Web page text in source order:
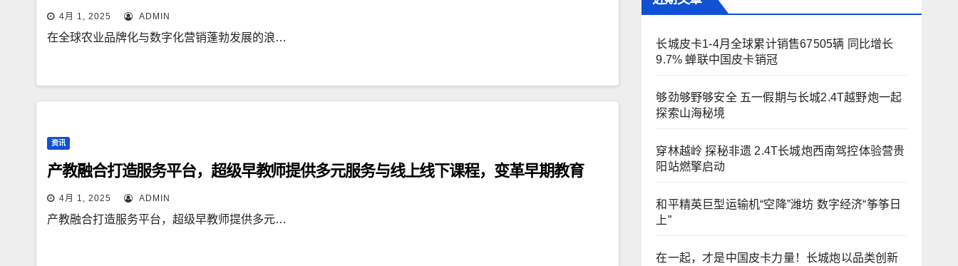
4月 1, 2025 ADMIN
在全球农业品牌化与数字化营销蓬勃发展的浪…
资讯
产教融合打造服务平台，超级早教师提供多元服务与线上线下课程，变革早期教育
4月 1, 2025 ADMIN
产教融合打造服务平台，超级早教师提供多元…
长城皮卡1-4月全球累计销售67505辆 同比增长
9.7% 蝉联中国皮卡销冠
够劲够野够安全 五一假期与长城2.4T越野炮一起
探索山海秘境
穿林越岭 探秘非遗 2.4T长城炮西南驾控体验营贵
阳站燃擎启动
和平精英巨型运输机“空降”潍坊 数字经济“筝筝日
上”
在一起，才是中国皮卡力量！长城炮以品类创新